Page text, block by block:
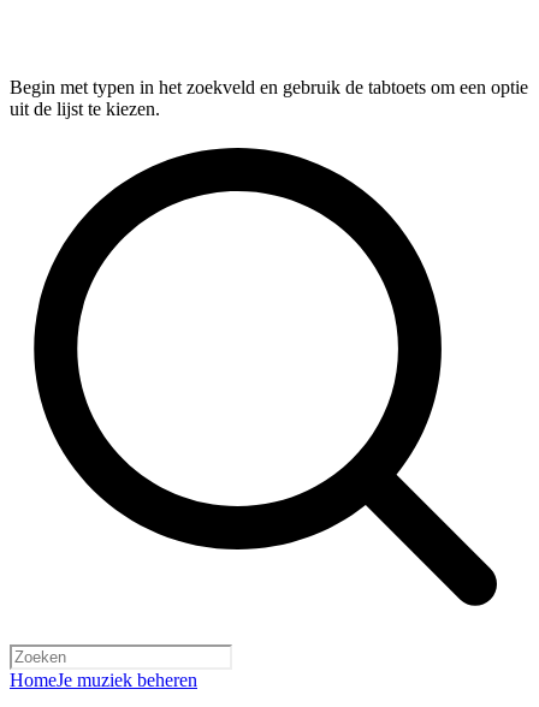
Begin met typen in het zoekveld en gebruik de tabtoets om een optie
uit de lijst te kiezen.
HomeJe muziek beheren